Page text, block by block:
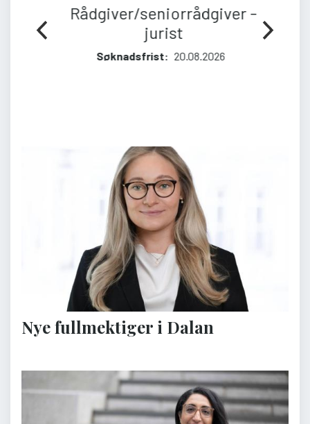
Vil du jobbe med
forebyggende sikkerhet i PST?
Nye fullmektiger i Dalan